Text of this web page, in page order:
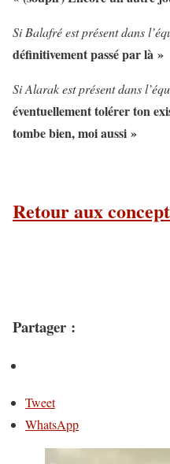
Si Balafré est présent dans
définitivement passé par là »
Si Alarak est présent dans
éventuellement tolérer ton
tombe bien, moi aussi »
Retour aux
Partager :
Tweet
WhatsApp